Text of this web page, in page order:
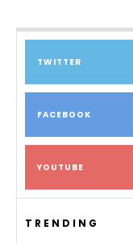
TWITTER
FACEBOOK
YOUTUBE
TRENDING